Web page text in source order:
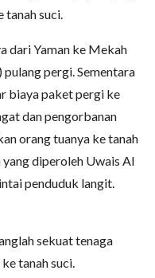
tanah suci.
dari Yaman ke Mekah
pergi. Sementara
biaya paket pergi ke
dan pengorbanan
orang tuanya ke tanah
diperoleh Uwais Al
penduduk langit.
sekuat tenaga
tanah suci.